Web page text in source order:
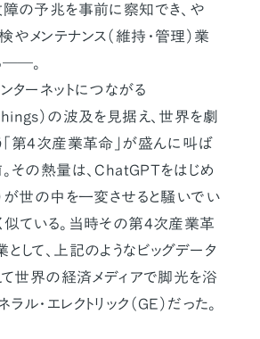
障の予兆を事前に察知でき、や
メンテナンス（維持・管理）業
――。
ターネットにつながる
）の波及を見据え、世界を劇
「第4次産業革命」が盛んに叫ば
その熱量は、ChatGPTをはじめ
が世の中を一変させると騒いでい
似ている。当時その第4次産業革
して、上記のようなビッグデータ
世界の経済メディアで脚光を浴
ル・エレクトリック（GE）だった。